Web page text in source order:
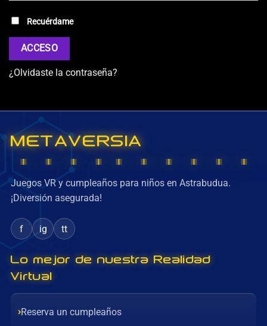
Recuérdame
ACCESO
¿Olvidaste la contraseña?
METAVERSIA
Juegos VR y cumpleaños para niños en Astrabudua.
¡Diversión asegurada!
f ig tt
Lo mejor de nuestra Realidad
Virtual
Reserva un cumpleaños